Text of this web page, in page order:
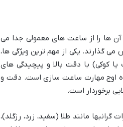
آن ها را از ساعت های معمولی جدا می
گذارند. یکی از مهم ترین ویژگی ها،
کوکی) با دقت بالا و پیچیدگی های
اوج مهارت ساعت سازی است. دقت و
برخوردار است.
مانند طلا (سفید، زرد، رزگلد)،